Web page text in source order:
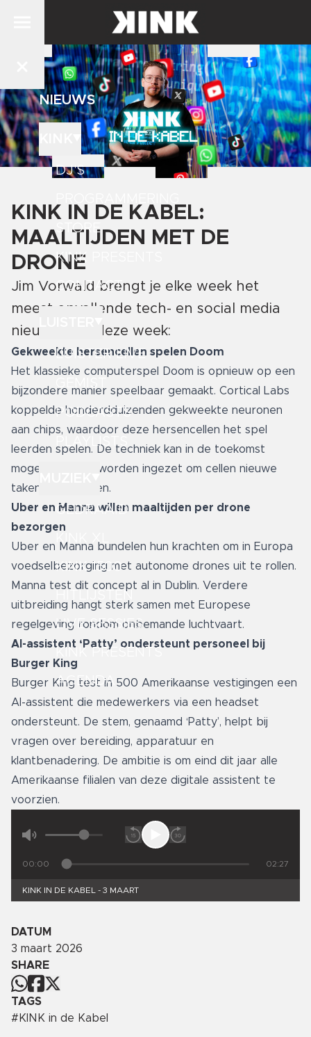
NIEUWS
DJ'S
STORE
KINK PRESENTS
CONTACT
LUISTER LIVE
GEMIST
PODCASTS
PLAYLISTS
GEDRAAID
KINK 1500
HITLIJSTEN
LIVE SESSIES
KINK PRESENTS
AGENDA
KINK IN DE KABEL:
MAALTIJDEN MET DE
DRONE
Jim Vorwald brengt je elke week het
meest opvallende tech- en social media
nieuws. Met deze week:
Gekweekte hersencellen spelen Doom
Het klassieke computerspel Doom is opnieuw op een
bijzondere manier speelbaar gemaakt. Cortical Labs
koppelde honderdduizenden gekweekte neuronen
aan chips, waardoor deze hersencellen het spel
leerden spelen. De techniek kan in de toekomst
mogelijk breder worden ingezet om cellen nieuwe
taken aan te leren.
Uber en Manna willen maaltijden per drone
bezorgen
Uber en Manna bundelen hun krachten om in Europa
voedselbezorging met autonome drones uit te rollen.
Manna test dit concept al in Dublin. Verdere
uitbreiding hangt sterk samen met Europese
regelgeving rondom onbemande luchtvaart.
AI-assistent ‘Patty’ ondersteunt personeel bij
Burger King
Burger King test in 500 Amerikaanse vestigingen een
AI-assistent die medewerkers via een headset
ondersteunt. De stem, genaamd ‘Patty’, helpt bij
vragen over bereiding, apparatuur en
klantbenadering. De ambitie is om eind dit jaar alle
Amerikaanse filialen van deze digitale assistent te
voorzien.
00:00 02:27
KINK IN DE KABEL - 3 MAART
DATUM
3 maart 2026
SHARE
TAGS
# KINK in de Kabel